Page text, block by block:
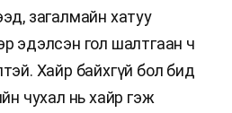
загалмайн хатуу
эдэлсэн гол шалтгаан ч
Хайр байхгүй бол бид
чухал нь хайр гэж